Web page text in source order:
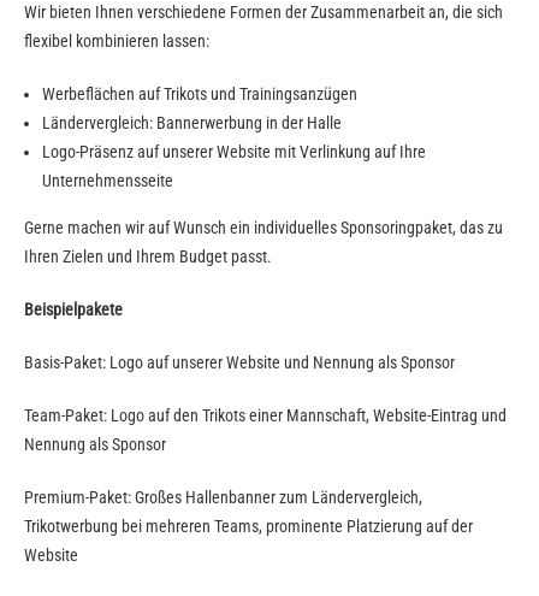
Wir bieten Ihnen verschiedene Formen der Zusammenarbeit an, die sich
flexibel kombinieren lassen:
Werbeflächen auf Trikots und Trainingsanzügen
Ländervergleich: Bannerwerbung in der Halle
Logo-Präsenz auf unserer Website mit Verlinkung auf Ihre
Unternehmensseite
Gerne machen wir auf Wunsch ein individuelles Sponsoringpaket, das zu
Ihren Zielen und Ihrem Budget passt.
Beispielpakete
Basis-Paket: Logo auf unserer Website und Nennung als Sponsor
Team-Paket: Logo auf den Trikots einer Mannschaft, Website-Eintrag und
Nennung als Sponsor
Premium-Paket: Großes Hallenbanner zum Ländervergleich,
Trikotwerbung bei mehreren Teams, prominente Platzierung auf der
Website